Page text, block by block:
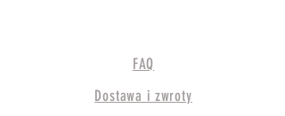
FAQ
Dostawa i zwroty